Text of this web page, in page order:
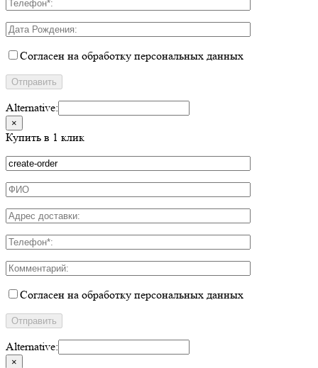
Согласен на обработку персональных данных
Alternative:
×
Купить в 1 клик
Согласен на обработку персональных данных
Alternative:
×